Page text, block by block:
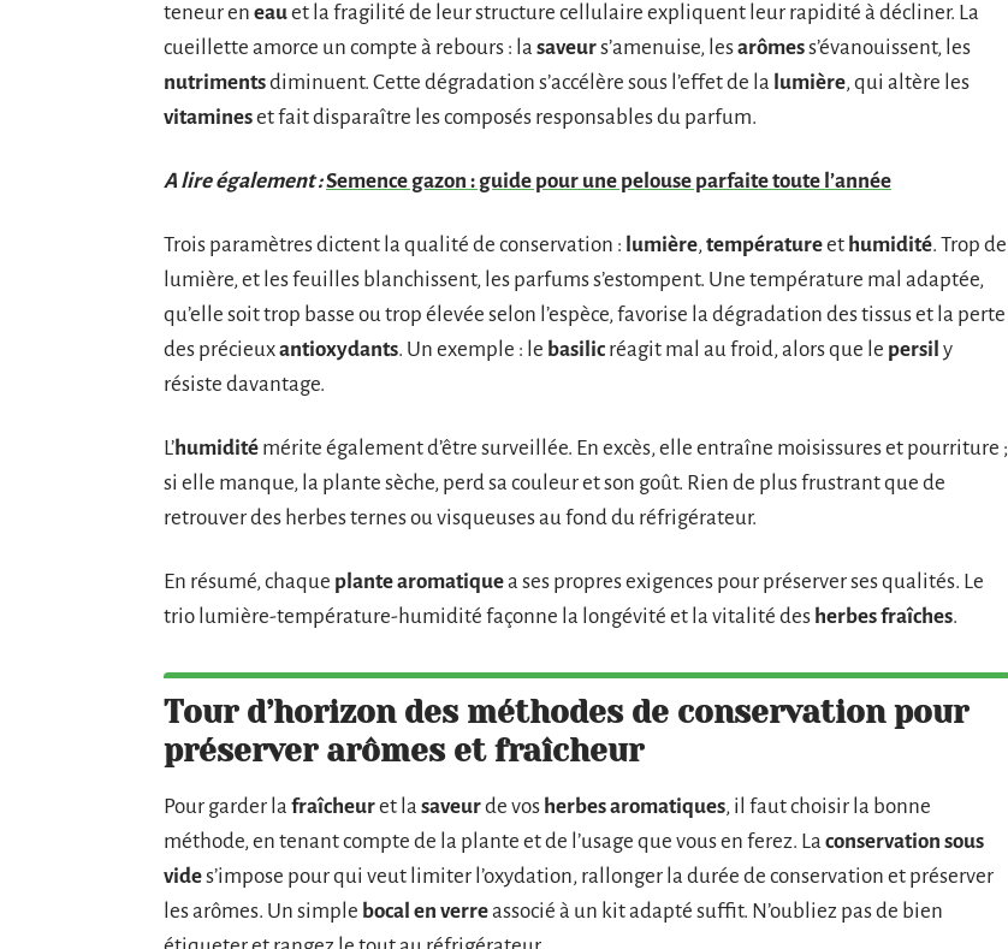
teneur en eauet la fragilité de leur structure cellulaire expliquent leur rapidité à décliner. La
cueillette amorce un compte à rebours : la saveurs’amenuise, lesarômess’évanouissent, les
nutrimentsdiminuent. Cette dégradation s’accélère sous l’effet de la lumière, qui altère les
vitamineset fait disparaître les composés responsables du parfum.
A lire également :Semence gazon : guide pour une pelouse parfaite toute l’année
Trois paramètres dictent la qualité de conservation : lumière,températureet humidité. Trop de
lumière, et les feuilles blanchissent, les parfums s’estompent. Une température mal adaptée,
qu’elle soit trop basse ou trop élevée selon l’espèce, favorise la dégradation des tissus et la perte
des précieuxantioxydants. Un exemple : le basilic réagit mal au froid, alors que le persil y
résiste davantage.
L’humidité mérite également d’être surveillée. En excès, elle entraîne moisissures et pourriture ;
si elle manque, la plante sèche, perd sa couleur et son goût. Rien de plus frustrant que de
retrouver des herbes ternes ou visqueuses au fond du réfrigérateur.
En résumé, chaque plante aromatiquea ses propres exigences pour préserver ses qualités. Le
trio lumière-température-humidité façonne la longévité et la vitalité des herbes fraîches.
Tour d’horizon des méthodes de conservation pour
préserver arômes et fraîcheur
Pour garder la fraîcheuret la saveurde vos herbes aromatiques, il faut choisir la bonne
méthode, en tenant compte de la plante et de l’usage que vous en ferez. La conservation sous
vides’impose pour qui veut limiter l’oxydation, rallonger la durée de conservation et préserver
les arômes. Un simple bocal en verreassocié à un kit adapté suffit. N’oubliez pas de bien